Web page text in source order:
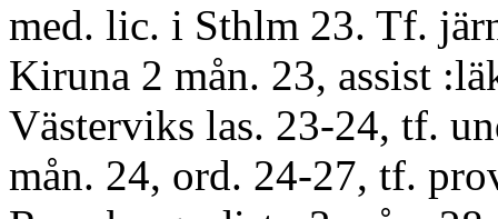
med. lic. i Sthlm 23. Tf.
Kiruna 2 mån. 23, assist
Västerviks las. 23-24, tf.
mån. 24, ord. 24-27, tf.